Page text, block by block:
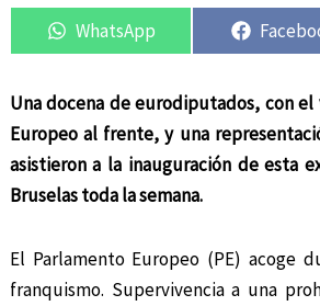
en
WhatsApp
en
Una docena de eurodiputados, con
Europeo al frente, y una
asistieron a la inauguración de esta
Bruselas toda la semana.
El Parlamento Europeo (PE) acoge
franquismo. Supervivencia a una
en en